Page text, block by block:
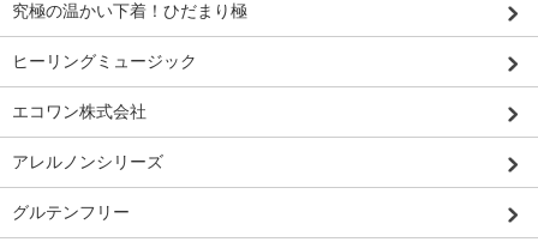
究極の温かい下着！ひだまり極
ヒーリングミュージック
エコワン株式会社
アレルノンシリーズ
グルテンフリー